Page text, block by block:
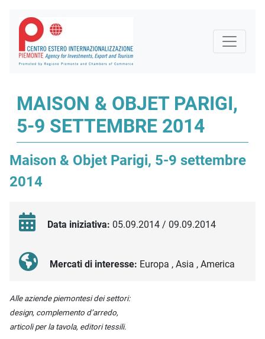
MAISON & OBJET PARIGI,
5-9 SETTEMBRE 2014
Maison & Objet Parigi, 5-9 settembre
2014
Data iniziativa: 05.09.2014 / 09.09.2014
Mercati di interesse: Europa , Asia , America
Descrizione iniziativa
Alle aziende piemontesi dei settori:
design, complemento d’arredo,
articoli per la tavola, editori tessili.